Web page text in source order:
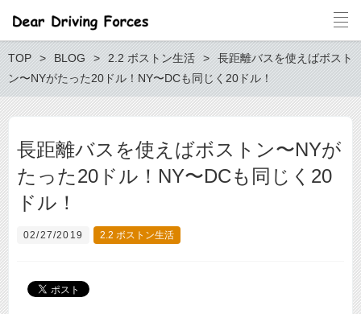
TOP BLOG 2.2 ボストン生活
長距離バスを使えばボスト
ン〜NYがたった20ドル！NY〜DCも同じく20ドル！
長距離バスを使えばボストン〜NYが
たった20ドル！NY〜DCも同じく20
ドル！
02/27/2019 2.2 ボストン生活